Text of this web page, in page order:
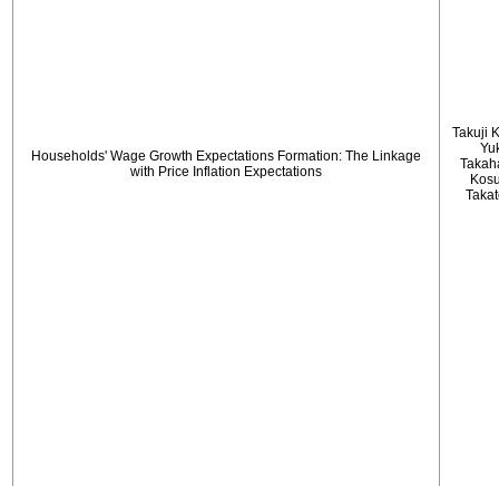
Households' Wage Growth Expectations Formation: The Linkage
with Price Inflation Expectations
Takuji